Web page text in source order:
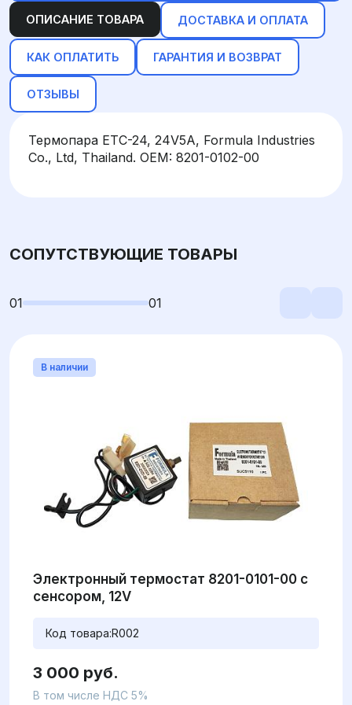
ОПИСАНИЕ ТОВАРА ДОСТАВКА И ОПЛАТА
КАК ОПЛАТИТЬ ГАРАНТИЯ И ВОЗВРАТ
ОТЗЫВЫ
Термопара ETC-24, 24V5A, Formula Industries
Co., Ltd, Thailand. OEM: 8201-0102-00
СОПУТСТВУЮЩИЕ ТОВАРЫ
01 01
В наличии
Электронный термостат 8201-0101-00 с
сенсором, 12V
Код товара:R002
3 000 руб.
В том числе НДС 5%